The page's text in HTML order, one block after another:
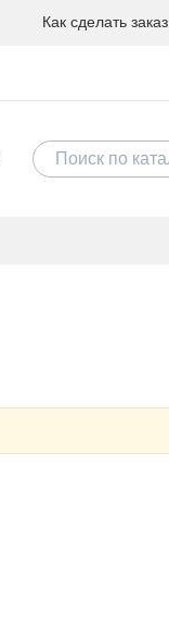
Как сделать заказ